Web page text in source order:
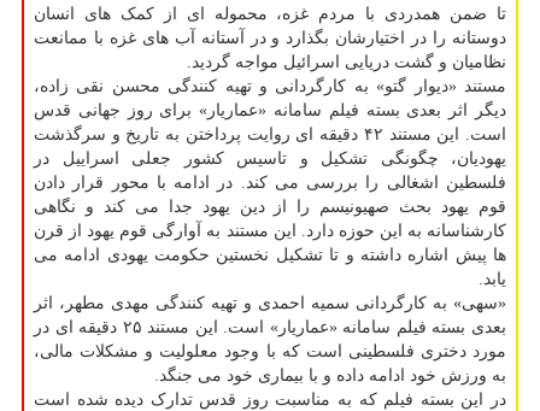
تا ضمن همدردی با مردم غزه، محموله ای از کمک های انسان
دوستانه را در اختیارشان بگذارد و در آستانه آب های غزه با ممانعت
نظامیان و گشت دریایی اسرائیل مواجه گردید.
مستند «دیوار گتو» به کارگردانی و تهیه کنندگی محسن نقی زاده،
دیگر اثر بعدی بسته فیلم سامانه «عماریار» برای روز جهانی قدس
است. این مستند ۴۲ دقیقه ای روایت پرداختن به تاریخ و سرگذشت
یهودیان، چگونگی تشکیل و تاسیس کشور جعلی اسراییل در
فلسطین اشغالی را بررسی می کند. در ادامه با محور قرار دادن
قوم یهود بحث صهیونیسم را از دین یهود جدا می کند و نگاهی
کارشناسانه به این حوزه دارد. این مستند به آوارگی قوم یهود از قرن
ها پیش اشاره داشته و تا تشکیل نخستین حکومت یهودی ادامه می
یابد.
«سهی» به کارگردانی سمیه احمدی و تهیه کنندگی مهدی مطهر، اثر
بعدی بسته فیلم سامانه «عماریار» است. این مستند ۲۵ دقیقه ای در
مورد دختری فلسطینی است که با وجود معلولیت و مشکلات مالی،
به ورزش خود ادامه داده و با بیماری خود می جنگد.
در این بسته فیلم که به مناسبت روز قدس تدارک دیده شده است